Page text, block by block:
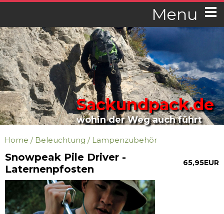
Menu
Sackundpack.de
wohin der Weg auch führt
Home / Beleuchtung / Lampenzubehör
65,95EUR
Snowpeak Pile Driver -
Laternenpfosten